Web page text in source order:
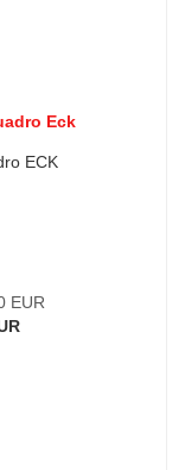
ECK
EUR